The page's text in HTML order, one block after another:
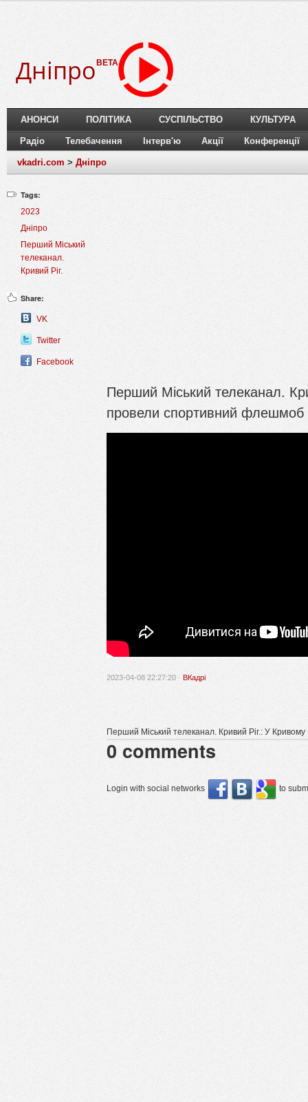
Дніпро BETA
АНОНСИ ПОЛІТИКА СУСПІЛЬСТВО КУЛЬТУРА
Радіо Телебачення Інтерв'ю Акції Конференції
vkadri.com > Дніпро
Tags:
2023
Дніпро
Перший Міський
телеканал.
Кривий Ріг.
Share:
VK
Twitter
Facebook
Перший Міський телеканал.
провели спортивний флешмоб
2023-04-08 22:27:20 · ВКадрі
Перший Міський телеканал. Кривий Ріг.: У
0 comments
Login with social networks to